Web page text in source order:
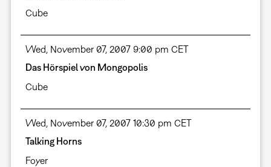
Cube
Wed, November 07, 2007 9:00 pm CET
Das Hörspiel von Mongopolis
Cube
Wed, November 07, 2007 10:30 pm CET
Talking Horns
Foyer